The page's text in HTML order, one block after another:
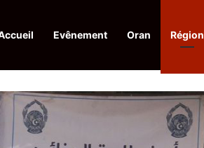
Evênement Oran Région
: l’Algérie appelle à une action collective